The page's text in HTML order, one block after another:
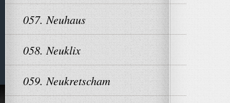
057. Neuhaus
058. Neuklix
059. Neukretscham